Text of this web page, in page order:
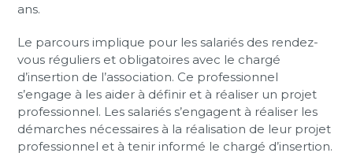
ans.
Le parcours implique pour les salariés des rendez-
vous réguliers et obligatoires avec le chargé
d’insertion de l’association. Ce professionnel
s’engage à les aider à définir et à réaliser un projet
professionnel. Les salariés s’engagent à réaliser les
démarches nécessaires à la réalisation de leur projet
professionnel et à tenir informé le chargé d’insertion.